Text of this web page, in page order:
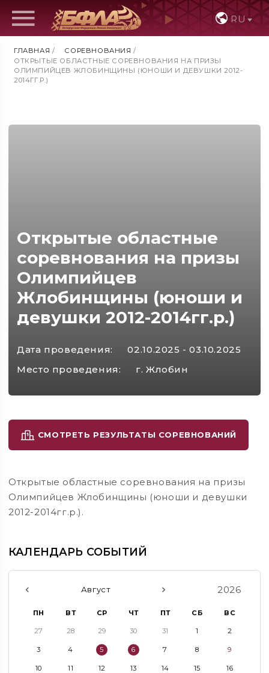
RU
ГЛАВНАЯ / СОРЕВНОВАНИЯ /
ОТКРЫТЫЕ ОБЛАСТНЫЕ СОРЕВНОВАНИЯ НА ПРИЗЫ
ОЛИМПИЙЦЕВ ЖЛОБИНЩИНЫ (ЮНОШИ И ДЕВУШКИ 2012-
2014ГГ.Р.)
Открытые областные
соревнования на призы
Олимпийцев
Жлобинщины (юноши и
девушки 2012-2014гг.р.)
Дата проведения:
02.10.2025 - 03.10.2025
Место проведения:
г. Жлобин
СМОТРЕТЬ РЕЗУЛЬТАТЫ СОРЕВНОВАНИЙ
Открытые областные соревнования на призы
Олимпийцев Жлобинщины (юноши и девушки
2012-2014гг.р.).
КАЛЕНДАРЬ СОБЫТИЙ
Август 2026
ПН ВТ СР ЧТ ПТ СБ ВС
27 28 29 30 31 1 2
3 4 5 6 7 8 9
10 11 12 13 14 15 16